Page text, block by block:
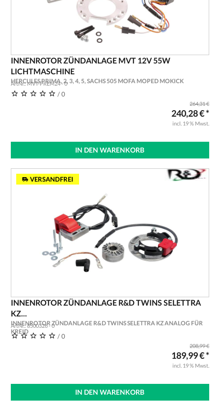
INNENROTOR ZÜNDANLAGE MVT 12V 55W
LICHTMASCHINE
HERCULES PRIMA, 2, 3, 4, 5, SACHS 505 MOFA MOPED MOKICK
ArtNr.: MVT-PREM24 - 0
/ 0
264,31 €
240,28 € *
incl. 19 % Mwst.
IN DEN WARENKORB
VERSANDFREI
INNENROTOR ZÜNDANLAGE R&D TWINS SELETTRA
KZ...
INNENROTOR ZÜNDANLAGE R&D TWINS SELETTRA KZ ANALOG FÜR
KREID
ArtNr.: 8500326 - 0
/ 0
208,99 €
189,99 € *
incl. 19 % Mwst.
IN DEN WARENKORB